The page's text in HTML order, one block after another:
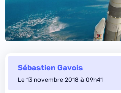
Sébastien Gavois
Le 13 novembre 2018 à 09h41